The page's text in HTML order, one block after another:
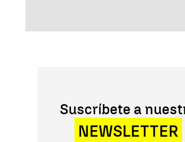
Suscríbete a
NEWSLETTER